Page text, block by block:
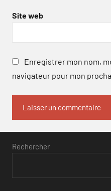
Site web
Enregistrer mon nom,
navigateur pour mon
Rechercher